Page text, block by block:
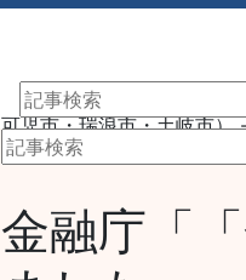
アーサム税理士法人
可児市・瑞浪市・土岐市）
士法人 アーサム税理士法人
ゆるシーンで お客様のビ
ポートいたします。 戦略
ショナル集団
業務案内
金融庁「